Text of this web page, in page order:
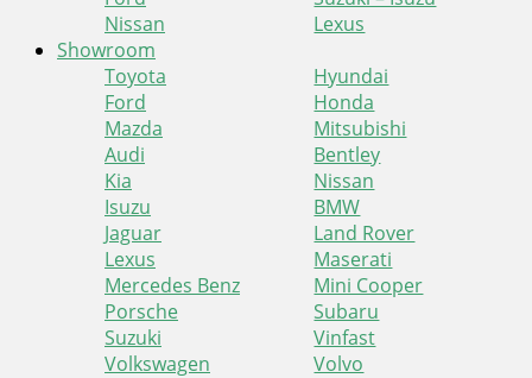
Nissan
Lexus
Showroom
Toyota
Hyundai
Ford
Honda
Mazda
Mitsubishi
Audi
Bentley
Kia
Nissan
Isuzu
BMW
Jaguar
Land Rover
Lexus
Maserati
Mercedes Benz
Mini Cooper
Porsche
Subaru
Suzuki
Vinfast
Volkswagen
Volvo